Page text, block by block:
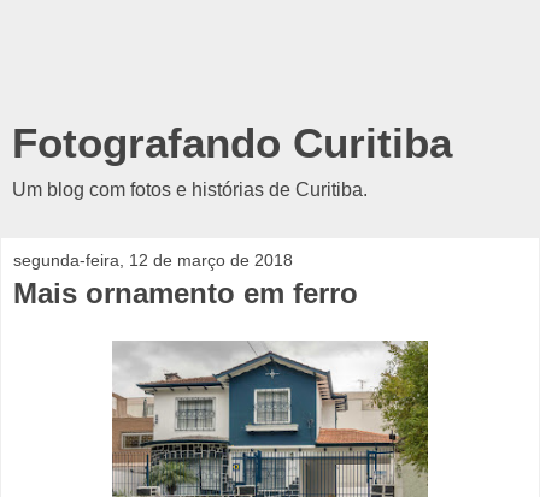
Fotografando Curitiba
Um blog com fotos e histórias de Curitiba.
segunda-feira, 12 de março de 2018
Mais ornamento em ferro